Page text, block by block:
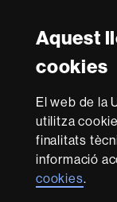
Aquest
cookies
El web de la
utilitza
finalitats
informació
cookies.